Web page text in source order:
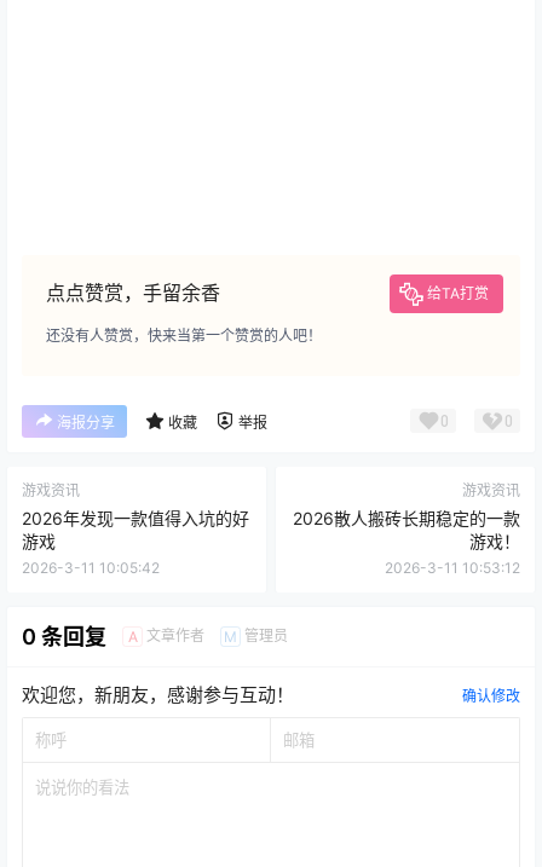
点点赞赏，手留余香 给TA打赏
还没有人赞赏，快来当第一个赞赏的人吧！
海报分享 收藏 举报 0 0
游戏资讯
2026年发现一款值得入坑的好
游戏
2026-3-11 10:05:42
游戏资讯
2026散人搬砖长期稳定的一款
游戏！
2026-3-11 10:53:12
0 条回复 A 文章作者 M 管理员
欢迎您，新朋友，感谢参与互动！ 确认修改